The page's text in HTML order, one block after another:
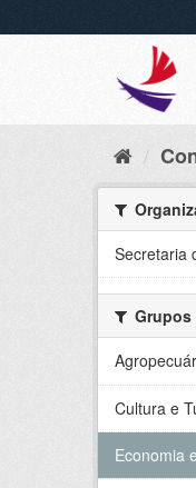
Secretaria
Grupos
Cultura e
Economia